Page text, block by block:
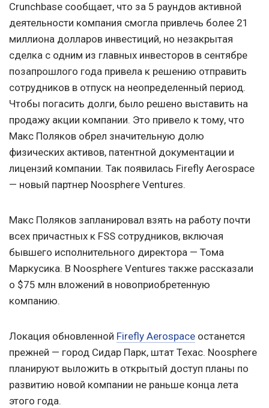
Crunchbase сообщает, что за 5 раундов активной
деятельности компания смогла привлечь более 21
миллиона дoлларов инвестиций, но незакрытая
сделка с одним из главных инвесторов в сентябре
позапрошлого года привела к решению отправить
сотрудников в отпуск на неопределенный период.
Чтобы погасить долги, было решено выставить на
продажу акции компании. Это привело к тому, что
Макс Поляков обрел значительную долю
физических активов, патентной документации и
лицензий компании. Так появилась Firefly Aerospace
— новый партнер Noosphere Ventures.
Макс Поляков запланировал взять на работу почти
всех причастных к FSS сотрудников, включая
бывшего исполнительного директора — Тома
Маркусика. В Noosphere Ventures также рассказали
о $75 млн вложений в новоприобретенную
компанию.
Локация обновленной Firefly Aerospace останется
прежней — город Сидар Парк, штат Техас. Noosphere
планируют выложить в открытый доступ планы по
развитию новой компании не раньше конца лета
этого года.